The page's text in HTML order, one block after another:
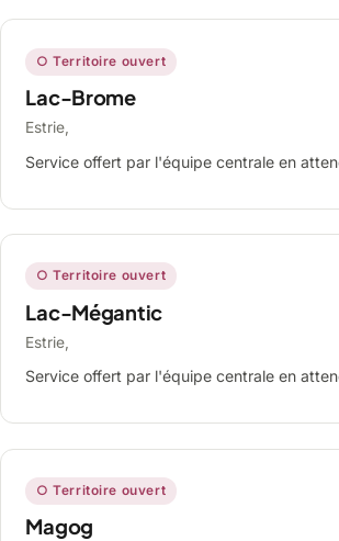
○ Territoire ouvert
Lac-Brome
Estrie,
Service offert par l'équipe centrale en
○ Territoire ouvert
Lac-Mégantic
Estrie,
Service offert par l'équipe centrale en
○ Territoire ouvert
Magog